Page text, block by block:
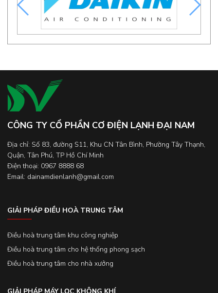
CÔNG TY CỔ PHẦN CƠ ĐIỆN LẠNH ĐẠI NAM
Địa chỉ: Số 83, đường S11, Khu CN Tân Bình, Phường Tây Thạnh,
Quận, Tân Phú, TP Hồ Chí Minh
Điện thoại: 0967 8888 68
Email: dainamdienlanh@gmail.com
GIẢI PHÁP ĐIỀU HOÀ TRUNG TÂM
Điều hoà trung tâm khu công nghiệp
Điều hoà trung tâm cho hệ thống phong sạch
Điều hoà trung tâm cho nhà xưởng